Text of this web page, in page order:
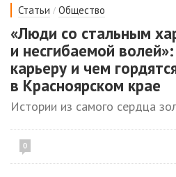
Статьи / Общество
«Люди со стальным
и несгибаемой
карьеру и чем
в Красноярском крае
Истории из самого сердца
0